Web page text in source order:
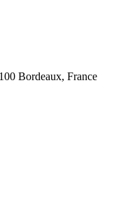
Bordeaux, France